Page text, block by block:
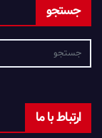
جستجو
ارتباط با ما